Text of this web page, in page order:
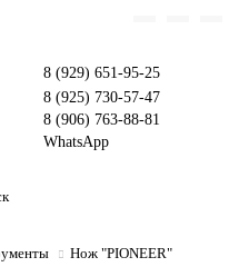
8 (929) 651-95-25
8 (925) 730-57-47
8 (906) 763-88-81
WhatsApp
Нож "PIONEER"